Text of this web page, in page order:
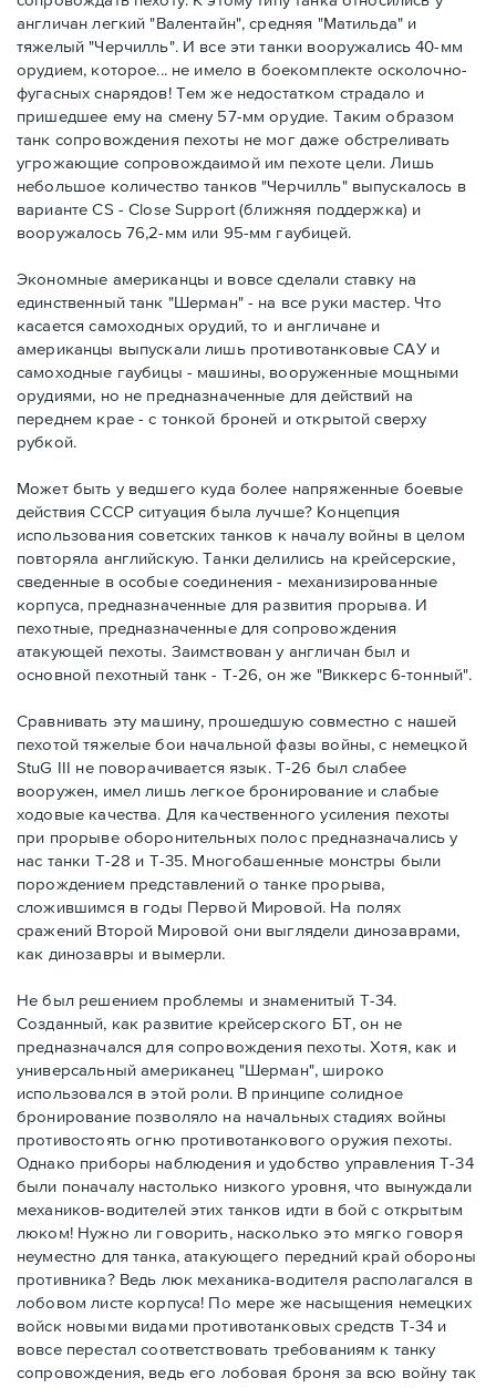
англичан легкий "Валентайн", средняя "Матильда" и
тяжелый "Черчилль". И все эти танки вооружались 40-мм
орудием, которое... не имело в боекомплекте осколочно-
фугасных снарядов! Тем же недостатком страдало и
пришедшее ему на смену 57-мм орудие. Таким образом
танк сопровождения пехоты не мог даже обстреливать
угрожающие сопровождаимой им пехоте цели. Лишь
небольшое количество танков "Черчилль" выпускалось в
варианте CS - Close Support (ближняя поддержка) и
вооружалось 76,2-мм или 95-мм гаубицей.
Экономные американцы и вовсе сделали ставку на
единственный танк "Шерман" - на все руки мастер. Что
касается самоходных орудий, то и англичане и
американцы выпускали лишь противотанковые САУ и
самоходные гаубицы - машины, вооруженные мощными
орудиями, но не предназначенные для действий на
переднем крае - с тонкой броней и открытой сверху
рубкой.
Может быть у ведшего куда более напряженные боевые
действия СССР ситуация была лучше? Концепция
использования советских танков к началу войны в целом
повторяла английскую. Танки делились на крейсерские,
сведенные в особые соединения - механизированные
корпуса, предназначенные для развития прорыва. И
пехотные, предназначенные для сопровождения
атакующей пехоты. Заимствован у англичан был и
основной пехотный танк - Т-26, он же "Виккерс 6-тонный".
Сравнивать эту машину, прошедшую совместно с нашей
пехотой тяжелые бои начальной фазы войны, с немецкой
StuG III не поворачивается язык. Т-26 был слабее
вооружен, имел лишь легкое бронирование и слабые
ходовые качества. Для качественного усиления пехоты
при прорыве оборонительных полос предназначались у
нас танки Т-28 и Т-35. Многобашенные монстры были
порождением представлений о танке прорыва,
сложившимся в годы Первой Мировой. На полях
сражений Второй Мировой они выглядели динозаврами,
как динозавры и вымерли.
Не был решением проблемы и знаменитый Т-34.
Созданный, как развитие крейсерского БТ, он не
предназначался для сопровождения пехоты. Хотя, как и
универсальный американец "Шерман", широко
использовался в этой роли. В принципе солидное
бронирование позволяло на начальных стадиях войны
противостоять огню противотанкового оружия пехоты.
Однако приборы наблюдения и удобство управления Т-34
были поначалу настолько низкого уровня, что вынуждали
механиков-водителей этих танков идти в бой с открытым
люком! Нужно ли говорить, насколько это мягко говоря
неуместно для танка, атакующего передний край обороны
противника? Ведь люк механика-водителя располагался в
лобовом листе корпуса! По мере же насыщения немецких
войск новыми видами противотанковых средств Т-34 и
вовсе перестал соответствовать требованиям к танку
сопровождения, ведь его лобовая броня за всю войну так